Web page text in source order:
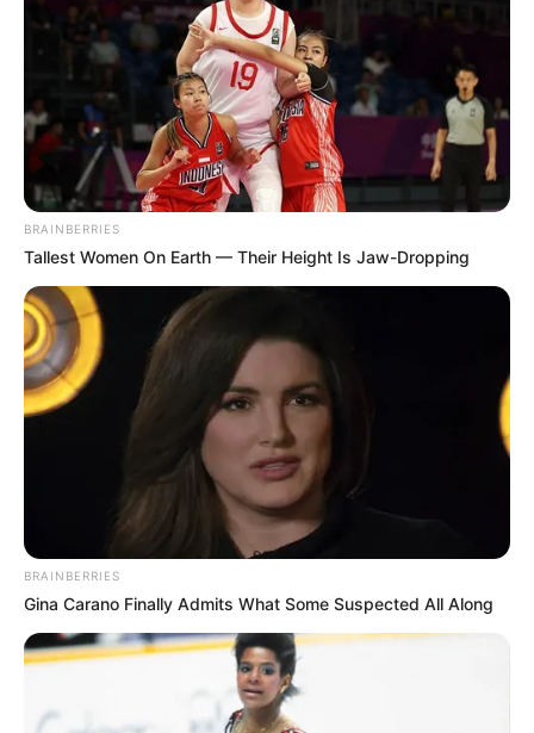
BRAINBERRIES
Tallest Women On Earth — Their Height Is Jaw-Dropping
BRAINBERRIES
Gina Carano Finally Admits What Some Suspected All Along